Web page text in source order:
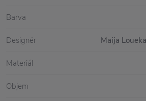
Barva
Designér Maija
Materiál
Objem